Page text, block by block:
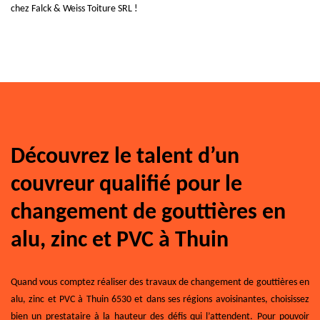
chez Falck & Weiss Toiture SRL !
Découvrez le talent d’un
couvreur qualifié pour le
changement de gouttières en
alu, zinc et PVC à Thuin
Quand vous comptez réaliser des travaux de changement de gouttières en
alu, zinc et PVC à Thuin 6530 et dans ses régions avoisinantes, choisissez
bien un prestataire à la hauteur des défis qui l’attendent. Pour pouvoir